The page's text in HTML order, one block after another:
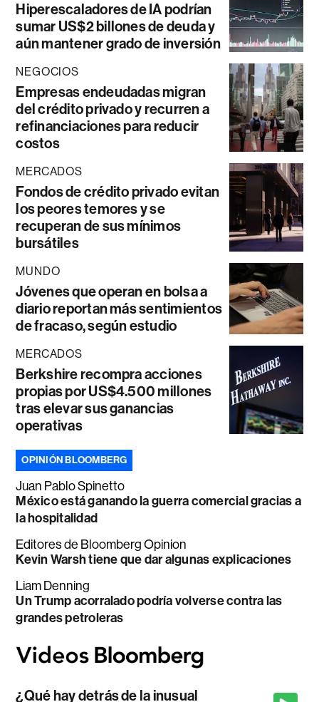
Hiperescaladores de IA podrían
sumar US$2 billones de deuda y
aún mantener grado de inversión
NEGOCIOS
Empresas endeudadas migran
del crédito privado y recurren a
refinanciaciones para reducir
costos
MERCADOS
Fondos de crédito privado evitan
los peores temores y se
recuperan de sus mínimos
bursátiles
MUNDO
Jóvenes que operan en bolsa a
diario reportan más sentimientos
de fracaso, según estudio
MERCADOS
Berkshire recompra acciones
propias por US$4.500 millones
tras elevar sus ganancias
operativas
OPINIÓN BLOOMBERG
Juan Pablo Spinetto
México está ganando la guerra comercial gracias a
la hospitalidad
Editores de Bloomberg Opinion
Kevin Warsh tiene que dar algunas explicaciones
Liam Denning
Un Trump acorralado podría volverse contra las
grandes petroleras
¿Qué hay detrás de la inusual